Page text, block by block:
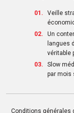
Veille
Un
langues
véritable
Slow
par mois
Conditions générales